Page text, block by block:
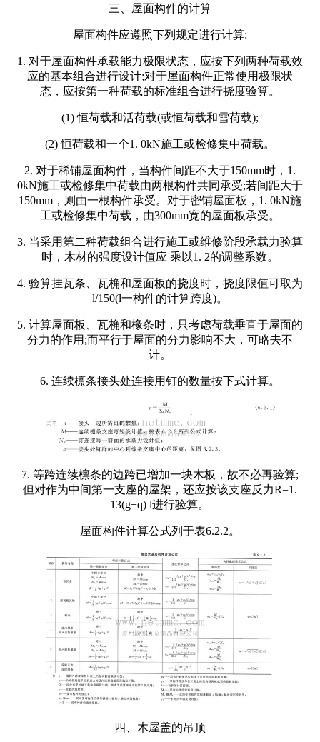
三、屋面构件的计算
屋面构件应遵照下列规定进行计算:
1. 对于屋面构件承载能力极限状态，应按下列两种荷载效
应的基本组合进行设计;对于屋面构件正常使用极限状
态，应按第一种荷载的标准组合进行挠度验算。
(1) 恒荷载和活荷载(或恒荷载和雪荷载);
(2) 恒荷载和一个1. 0kN施工或检修集中荷载。
2. 对于稀铺屋面构件，当构件间距不大于150mm时，1.
0kN施工或检修集中荷载由两根构件共同承受;若间距大于
150mm，则由一根构件承受。对于密铺屋面板，1. 0kN施
工或检修集中荷载，由300mm宽的屋面板承受。
3. 当采用第二种荷载组合进行施工或维修阶段承载力验算
时，木材的强度设计值应 乘以1. 2的调整系数。
4. 验算挂瓦条、瓦桷和屋面板的挠度时，挠度限值可取为
l/150(l一构件的计算跨度)。
5. 计算屋面板、瓦桷和椽条时，只考虑荷载垂直于屋面的
分力的作用;而平行于屋面的分力影响不大，可略去不
计。
6. 连续檩条接头处连接用钉的数量按下式计算。
7. 等跨连续檩条的边跨已增加一块木板，故不必再验算;
但对作为中间第一支座的屋架，还应按该支座反力R=1.
13(g+q) l进行验算。
屋面构件计算公式列于表6.2.2。
四、木屋盖的吊顶